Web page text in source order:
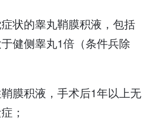
症状的睾丸鞘膜积液，包括
健侧睾丸1倍（条件兵除
鞘膜积液，手术后1年以上无
；